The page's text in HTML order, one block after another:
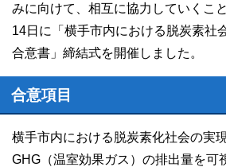
みに向けて、相互に協力していくこ
14日に「横手市内における脱炭素社
合意書」締結式を開催しました。
合意項目
横手市内における脱炭素化社会の実
GHG（温室効果ガス）の排出量を可